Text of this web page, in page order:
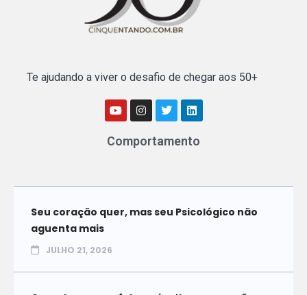
Te ajudando a viver o desafio de chegar aos 50+
Comportamento
Seu coração quer, mas seu Psicológico não
aguenta mais
JULHO 21, 2026